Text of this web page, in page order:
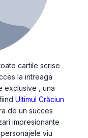
cartile scrise
la intreaga
exclusive , una
Ultimul Crăciun
de un succes
impresionante
viu